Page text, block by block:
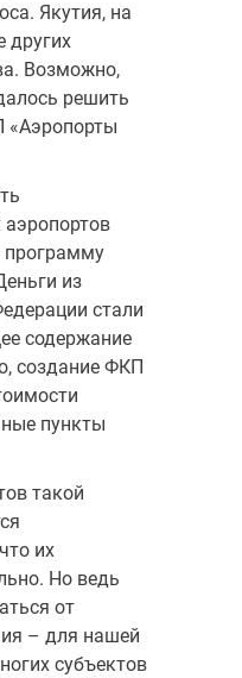
Якутия, на
других
Возможно,
решить
«Аэропорты
программу
из
стали
содержание
создание ФКП
пункты
такой
их
Но ведь
от
– для нашей
субъектов